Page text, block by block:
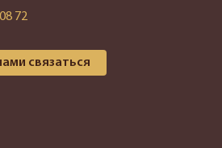
72
связаться